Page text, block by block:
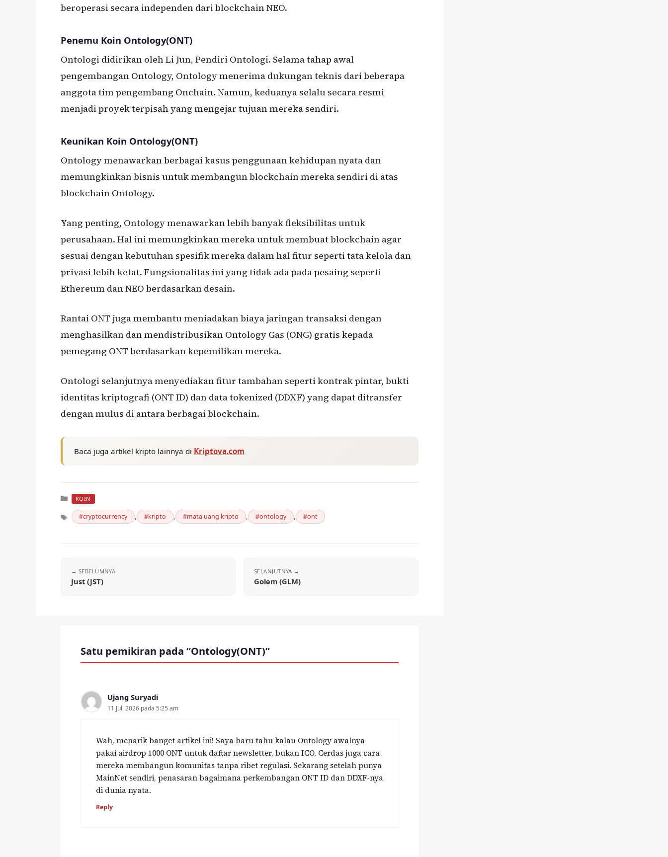
beroperasi secara independen dari blockchain NEO.
Penemu Koin Ontology(ONT)
Ontologi didirikan oleh Li Jun, Pendiri Ontologi. Selama tahap awal
pengembangan Ontology, Ontology menerima dukungan teknis dari beberapa
anggota tim pengembang Onchain. Namun, keduanya selalu secara resmi
menjadi proyek terpisah yang mengejar tujuan mereka sendiri.
Keunikan Koin Ontology(ONT)
Ontology menawarkan berbagai kasus penggunaan kehidupan nyata dan
memungkinkan bisnis untuk membangun blockchain mereka sendiri di atas
blockchain Ontology.
Yang penting, Ontology menawarkan lebih banyak fleksibilitas untuk
perusahaan. Hal ini memungkinkan mereka untuk membuat blockchain agar
sesuai dengan kebutuhan spesifik mereka dalam hal fitur seperti tata kelola dan
privasi lebih ketat. Fungsionalitas ini yang tidak ada pada pesaing seperti
Ethereum dan NEO berdasarkan desain.
Rantai ONT juga membantu meniadakan biaya jaringan transaksi dengan
menghasilkan dan mendistribusikan Ontology Gas (ONG) gratis kepada
pemegang ONT berdasarkan kepemilikan mereka.
Ontologi selanjutnya menyediakan fitur tambahan seperti kontrak pintar, bukti
identitas kriptografi (ONT ID) dan data tokenized (DDXF) yang dapat ditransfer
dengan mulus di antara berbagai blockchain.
Baca juga artikel kripto lainnya di Kriptova.com
Kategori
KOIN
Tag cryptocurrency , kripto , mata uang kripto , ontology , ont
Just (JST) Golem (GLM)
Satu pemikiran pada “Ontology(ONT)”
Ujang Suryadi
11 Juli 2026 pada 5:25 am
Wah, menarik banget artikel ini! Saya baru tahu kalau Ontology awalnya
pakai airdrop 1000 ONT untuk daftar newsletter, bukan ICO. Cerdas juga cara
mereka membangun komunitas tanpa ribet regulasi. Sekarang setelah punya
MainNet sendiri, penasaran bagaimana perkembangan ONT ID dan DDXF-nya
di dunia nyata.
Reply